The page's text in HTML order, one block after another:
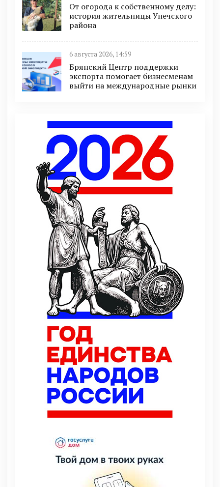
От огорода к собственному делу:
история жительницы Унечского
района
6 августа 2026, 14:59
Брянский Центр поддержки
экспорта помогает бизнесменам
выйти на международные рынки